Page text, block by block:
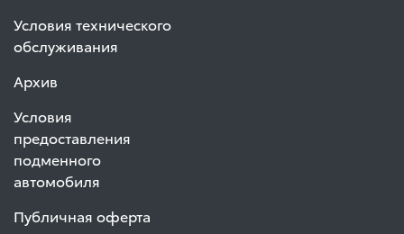
Условия технического
обслуживания
Архив
Условия
предоставления
подменного
автомобиля
Публичная оферта